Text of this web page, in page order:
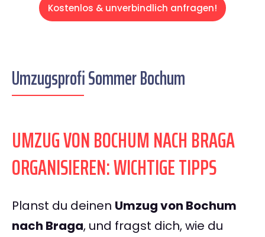
Kostenlos & unverbindlich anfragen!
Umzugsprofi Sommer Bochum
UMZUG VON BOCHUM NACH BRAGA
ORGANISIEREN: WICHTIGE TIPPS
Planst du deinen Umzug von Bochum
nach Braga, und fragst dich, wie du